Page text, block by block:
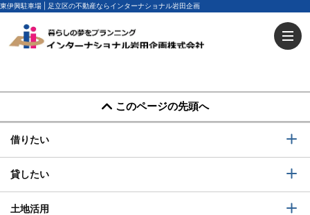
東伊興駐車場 | 足立区の不動産ならインターナショナル岩田企画
このページの先頭へ
借りたい
貸したい
土地活用